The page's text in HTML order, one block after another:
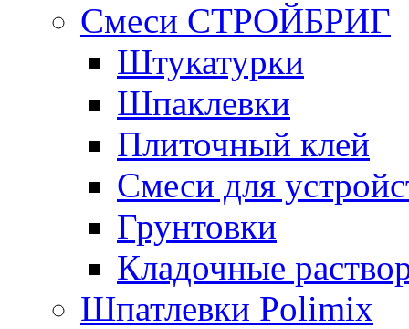
Смеси СТРОЙБРИГ
Штукатурки
Шпаклевки
Плиточный клей
Смеси для
Грунтовки
Кладочные
Шпатлевки Polimix